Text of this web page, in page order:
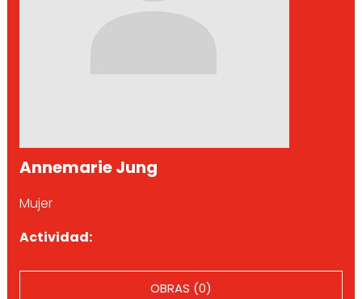
Annemarie Jung
Mujer
Actividad:
OBRAS (0)